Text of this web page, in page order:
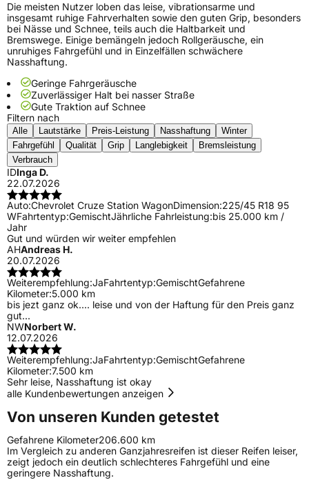
Die meisten Nutzer loben das leise, vibrationsarme und
insgesamt ruhige Fahrverhalten sowie den guten Grip, besonders
bei Nässe und Schnee, teils auch die Haltbarkeit und
Bremswege. Einige bemängeln jedoch Rollgeräusche, ein
unruhiges Fahrgefühl und in Einzelfällen schwächere
Nasshaftung.
Geringe Fahrgeräusche
Zuverlässiger Halt bei nasser Straße
Gute Traktion auf Schnee
Filtern nach
Alle Lautstärke Preis-Leistung Nasshaftung
Winter
Fahrgefühl
Qualität Grip Langlebigkeit
Bremsleistung
Verbrauch
IDInga D.
22.07.2026
Auto:Chevrolet Cruze Station WagonDimension:225/45 R18 95
WFahrtentyp:GemischtJährliche Fahrleistung:bis 25.000 km /
Jahr
Gut und würden wir weiter empfehlen
AHAndreas H.
20.07.2026
Weiterempfehlung:JaFahrtentyp:GemischtGefahrene
Kilometer:5.000 km
bis jezt ganz ok.... leise und von der Haftung für den Preis ganz
gut...
NWNorbert W.
12.07.2026
Weiterempfehlung:JaFahrtentyp:GemischtGefahrene
Kilometer:7.500 km
Sehr leise, Nasshaftung ist okay
alle Kundenbewertungen anzeigen
Von unseren Kunden getestet
Gefahrene Kilometer206.600 km
Im Vergleich zu anderen Ganzjahresreifen ist dieser Reifen leiser,
zeigt jedoch ein deutlich schlechteres Fahrgefühl und eine
geringere Nasshaftung.